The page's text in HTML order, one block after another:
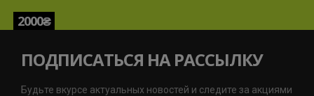
2000₴
ПОДПИСАТЬСЯ НА РАССЫЛКУ
Будьте вкурсе актуальных новостей и следите за акциями